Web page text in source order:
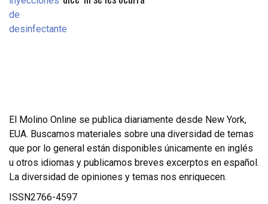
El Molino Online se publica diariamente desde New York,
EUA. Buscamos materiales sobre una diversidad de temas
que por lo general están disponibles únicamente en inglés
u otros idiomas y publicamos breves excerptos en español.
La diversidad de opiniones y temas nos enriquecen.
ISSN2766-4597